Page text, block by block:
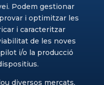
Podem gestionar
i optimitzar les
i caracteritzar
de les noves
i/o la producció
diversos mercats,